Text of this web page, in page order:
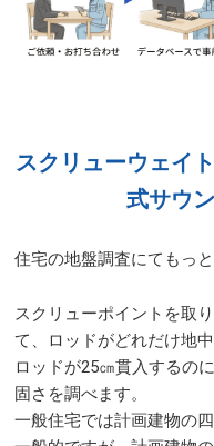
スクリューウェイ
式サウ
住宅の地盤調査にてもっ
スクリューポイントを取
て、ロッドがどれだけ地
ロッドが25㎝貫入するの
固さを調べます。
一般住宅では計画建物の